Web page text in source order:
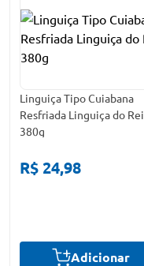
Linguiça Tipo Cuiabana
Resfriada Linguiça do Rei
380g
R$ 24,98
Adicionar